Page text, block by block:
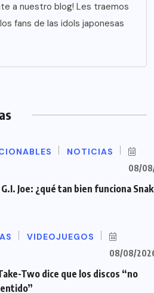
a nuestro blog! Les traemos
fans de las idols japonesas
NOTICIAS
08/
Joe: ¿qué tan bien funciona
VIDEOJUEGOS
08/08/
Two dice que los discos “no